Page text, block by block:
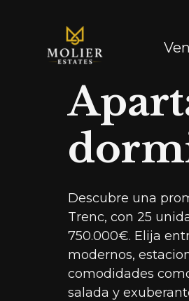
Descubre una
Trenc, con 25
750.000€. Elija
modernos,
comodidades
salada y